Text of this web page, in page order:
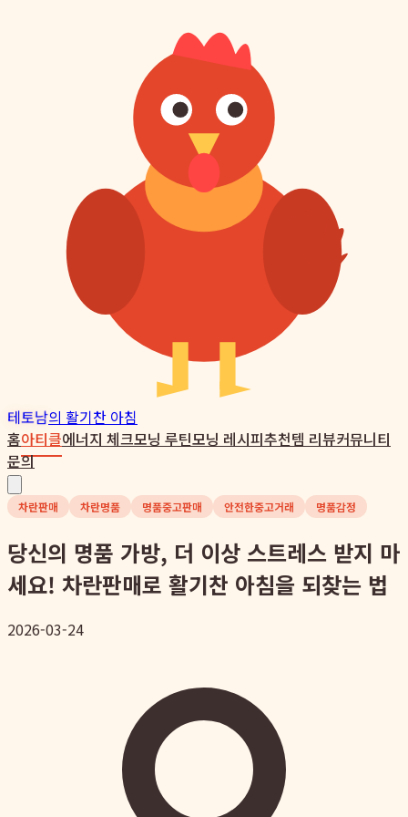
테토남의 활기찬 아침
홈아티클에너지 체크모닝 루틴모닝 레시피추천템 리뷰커뮤니티
문의
차란판매 차란명품 명품중고판매 안전한중고거래 명품감정
당신의 명품 가방, 더 이상 스트레스 받지 마
세요! 차란판매로 활기찬 아침을 되찾는 법
2026-03-24